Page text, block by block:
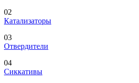
02
Катализаторы
03
Отвердители
04
Сиккативы